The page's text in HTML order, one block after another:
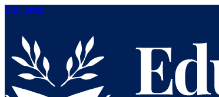
Eiti į turinį